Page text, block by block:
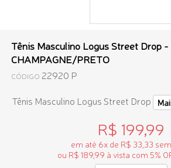
Tênis Masculino Logus Street Drop -
CHAMPAGNE/PRETO
CÓDIGO 22920 P
Tênis Masculino Logus Street Drop
R$ 199,99
em até 6x de R$ 33,33
ou R$ 189,99 à vista com 5%